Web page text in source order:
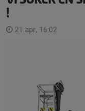
!
21 apr, 16:02